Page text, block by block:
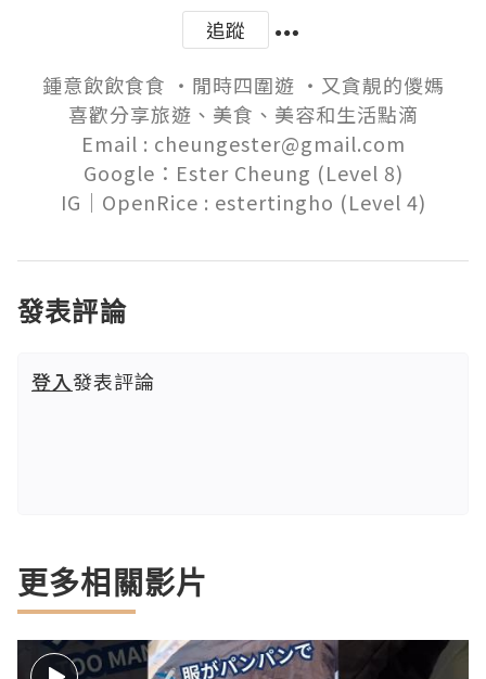
追蹤
鍾意飲飲食食 ‧閒時四圍遊 ‧又貪靚的儍媽
喜歡分享旅遊、美食、美容和生活點滴
Email : cheungester@gmail.com
Google：Ester Cheung (Level 8)
發表評論
登入發表評論
更多相關影片